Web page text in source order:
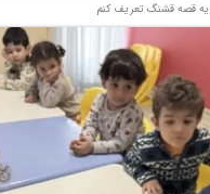
یه قصه قشنگ تعریف کنم